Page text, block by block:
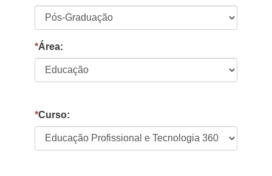
*Área:
*Curso: